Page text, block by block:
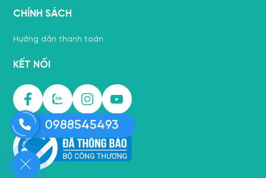
CHÍNH SÁCH
Hướng dẫn thanh toán
KẾT NỐI
0988545493